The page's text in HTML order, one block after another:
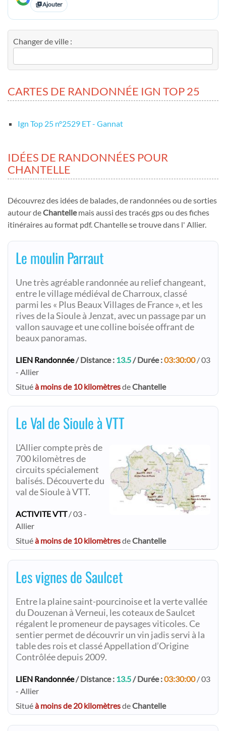
Ajouter
Changer de ville :
CARTES DE RANDONNÉE IGN TOP 25
Ign Top 25 nº2529 ET - Gannat
IDÉES DE RANDONNÉES POUR
CHANTELLE
Découvrez des idées de balades, de randonnées ou de sorties
autour deChantellemais aussi des tracés gps ou des fiches
itinéraires au format pdf. Chantelle se trouve dans l' Allier.
Le moulin Parraut
Une très agréable randonnée au relief changeant,
entre le village médiéval de Charroux, classé
parmi les « Plus Beaux Villages de France », et les
rives de la Sioule à Jenzat, avec un passage par un
vallon sauvage et une colline boisée offrant de
beaux panoramas.
LIEN Randonnée/ Distance : 13.5/ Durée :03:30:00/ 03
- Allier
Situéà moins de 10 kilomètresdeChantelle
Le Val de Sioule à VTT
L'Allier compte près de
700 kilomètres de
circuits spécialement
balisés. Découverte du
val de Sioule à VTT.
ACTIVITE VTT/ 03 -
Allier
Situéà moins de 10 kilomètresdeChantelle
Les vignes de Saulcet
Entre la plaine saint-pourcinoise et la verte vallée
du Douzenan à Verneui, les coteaux de Saulcet
régalent le promeneur de paysages viticoles. Ce
sentier permet de découvrir un vin jadis servi à la
table des rois et classé Appellation d’Origine
Contrôlée depuis 2009.
LIEN Randonnée/ Distance : 13.5/ Durée :03:30:00/ 03
- Allier
Situéà moins de 20 kilomètresdeChantelle